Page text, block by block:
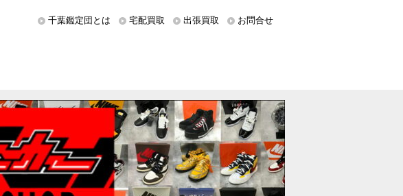
千葉鑑定団とは 宅配買取 出張買取 お問合せ